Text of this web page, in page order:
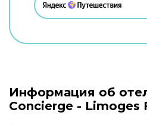
Информация об
Concierge - Limoges